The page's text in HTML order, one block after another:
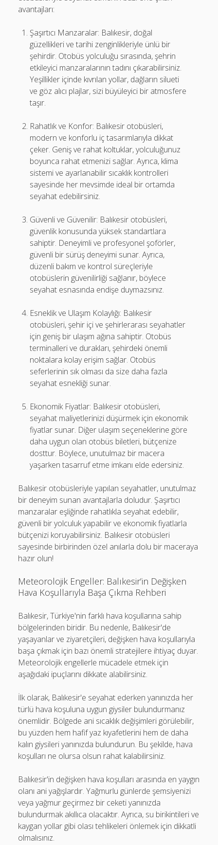
avantajları:
Şaşırtıcı Manzaralar: Balıkesir, doğal
güzellikleri ve tarihi zenginlikleriyle ünlü bir
şehirdir. Otobüs yolculuğu sırasında, şehrin
etkileyici manzaralarının tadını çıkarabilirsiniz.
Yeşillikler içinde kıvrılan yollar, dağların silueti
ve göz alıcı plajlar, sizi büyüleyici bir atmosfere
taşır.
Rahatlık ve Konfor: Balıkesir otobüsleri,
modern ve konforlu iç tasarımlarıyla dikkat
çeker. Geniş ve rahat koltuklar, yolculuğunuz
boyunca rahat etmenizi sağlar. Ayrıca, klima
sistemi ve ayarlanabilir sıcaklık kontrolleri
sayesinde her mevsimde ideal bir ortamda
seyahat edebilirsiniz.
Güvenli ve Güvenilir: Balıkesir otobüsleri,
güvenlik konusunda yüksek standartlara
sahiptir. Deneyimli ve profesyonel şoförler,
güvenli bir sürüş deneyimi sunar. Ayrıca,
düzenli bakım ve kontrol süreçleriyle
otobüslerin güvenilirliği sağlanır, böylece
seyahat esnasında endişe duymazsınız.
Esneklik ve Ulaşım Kolaylığı: Balıkesir
otobüsleri, şehir içi ve şehirlerarası seyahatler
için geniş bir ulaşım ağına sahiptir. Otobüs
terminalleri ve durakları, şehirdeki önemli
noktalara kolay erişim sağlar. Otobüs
seferlerinin sık olması da size daha fazla
seyahat esnekliği sunar.
Ekonomik Fiyatlar: Balıkesir otobüsleri,
seyahat maliyetlerinizi düşürmek için ekonomik
fiyatlar sunar. Diğer ulaşım seçeneklerine göre
daha uygun olan otobüs biletleri, bütçenize
dosttur. Böylece, unutulmaz bir macera
yaşarken tasarruf etme imkanı elde edersiniz.
Balıkesir otobüsleriyle yapılan seyahatler, unutulmaz
bir deneyim sunan avantajlarla doludur. Şaşırtıcı
manzaralar eşliğinde rahatlıkla seyahat edebilir,
güvenli bir yolculuk yapabilir ve ekonomik fiyatlarla
bütçenizi koruyabilirsiniz. Balıkesir otobüsleri
sayesinde birbirinden özel anılarla dolu bir maceraya
hazır olun!
Meteorolojik Engeller: Balıkesir’in Değişken
Hava Koşullarıyla Başa Çıkma Rehberi
Balıkesir, Türkiye'nin farklı hava koşullarına sahip
bölgelerinden biridir. Bu nedenle, Balıkesir'de
yaşayanlar ve ziyaretçileri, değişken hava koşullarıyla
başa çıkmak için bazı önemli stratejilere ihtiyaç duyar.
Meteorolojik engellerle mücadele etmek için
aşağıdaki ipuçlarını dikkate alabilirsiniz.
İlk olarak, Balıkesir'e seyahat ederken yanınızda her
türlü hava koşuluna uygun giysiler bulundurmanız
önemlidir. Bölgede ani sıcaklık değişimleri görülebilir,
bu yüzden hem hafif yaz kıyafetlerini hem de daha
kalın giysileri yanınızda bulundurun. Bu şekilde, hava
koşulları ne olursa olsun rahat kalabilirsiniz.
Balıkesir'in değişken hava koşulları arasında en yaygın
olanı ani yağışlardır. Yağmurlu günlerde şemsiyenizi
veya yağmur geçirmez bir ceketi yanınızda
bulundurmak akıllıca olacaktır. Ayrıca, su birikintileri ve
kaygan yollar gibi olası tehlikeleri önlemek için dikkatli
olmalısınız.